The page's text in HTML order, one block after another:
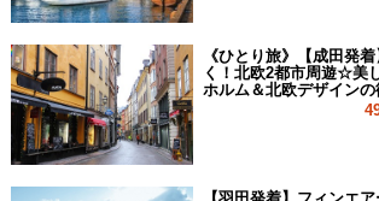
《ひとり旅》【成田発
く！北欧2都市周遊☆美
ホルム＆北欧デザイン